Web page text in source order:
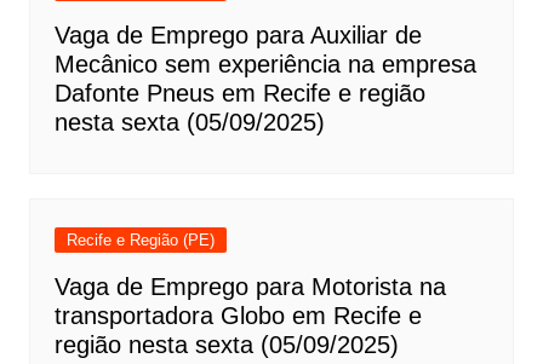
Vaga de Emprego para Auxiliar de
Mecânico sem experiência na empresa
Dafonte Pneus em Recife e região
nesta sexta (05/09/2025)
Recife e Região (PE)
Vaga de Emprego para Motorista na
transportadora Globo em Recife e
região nesta sexta (05/09/2025)